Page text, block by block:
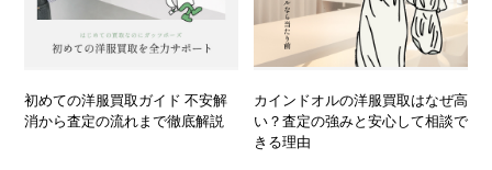
初めての洋服買取ガイド 不安解
消から査定の流れまで徹底解説
カインドオルの洋服買取はなぜ高
い？査定の強みと安心して相談で
きる理由